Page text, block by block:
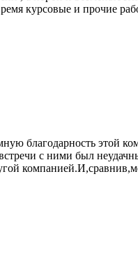
курсовые и прочие
в полном смысле
вовремя и по
на все вопросы. Теперь
благодарность этой
с ними был
были сразу
вопросы или
сюда.Огромное